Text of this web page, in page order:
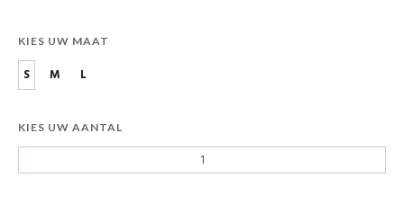
KIES UW MAAT
S M L
KIES UW AANTAL